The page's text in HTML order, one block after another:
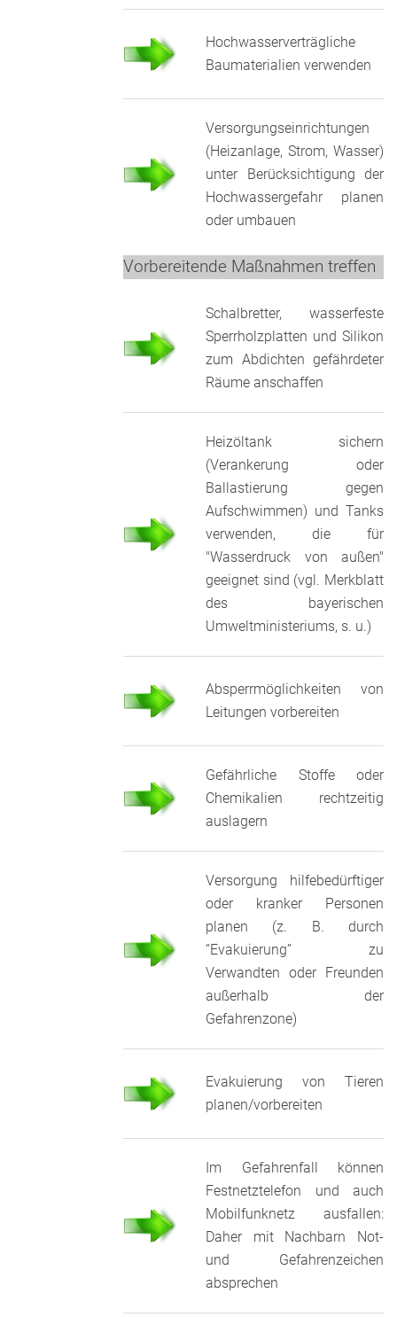
Hochwasserverträgliche
Baumaterialien verwenden
Versorgungseinrichtungen
(Heizanlage, Strom, Wasser)
unter Berücksichtigung der
Hochwassergefahr planen
oder umbauen
Vorbereitende Maßnahmen treffen
Schalbretter, wasserfeste
Sperrholzplatten und Silikon
zum Abdichten gefährdeter
Räume anschaffen
Heizöltank sichern
(Verankerung oder
Ballastierung gegen
Aufschwimmen) und Tanks
verwenden, die für
"Wasserdruck von außen"
geeignet sind (vgl. Merkblatt
des bayerischen
Umweltministeriums, s. u.)
Absperrmöglichkeiten von
Leitungen vorbereiten
Gefährliche Stoffe oder
Chemikalien rechtzeitig
auslagern
Versorgung hilfebedürftiger
oder kranker Personen
planen (z. B. durch
“Evakuierung” zu
Verwandten oder Freunden
außerhalb der
Gefahrenzone)
Evakuierung von Tieren
planen/vorbereiten
Im Gefahrenfall können
Festnetztelefon und auch
Mobilfunknetz ausfallen:
Daher mit Nachbarn Not-
und Gefahrenzeichen
absprechen